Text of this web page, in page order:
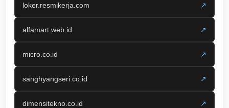
loker.resmikerja.com ↗
alfamart.web.id ↗
micro.co.id ↗
sanghyangseri.co.id ↗
dimensitekno.co.id ↗